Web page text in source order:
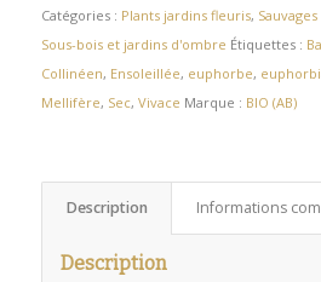
Catégories : Plants jardins fleuris,
Sous-bois et jardins d'ombre Étiquettes :
Collinéen, Ensoleillée, euphorbe,
Mellifère, Sec, Vivace Marque : BIO (AB)
Description Informations
Description